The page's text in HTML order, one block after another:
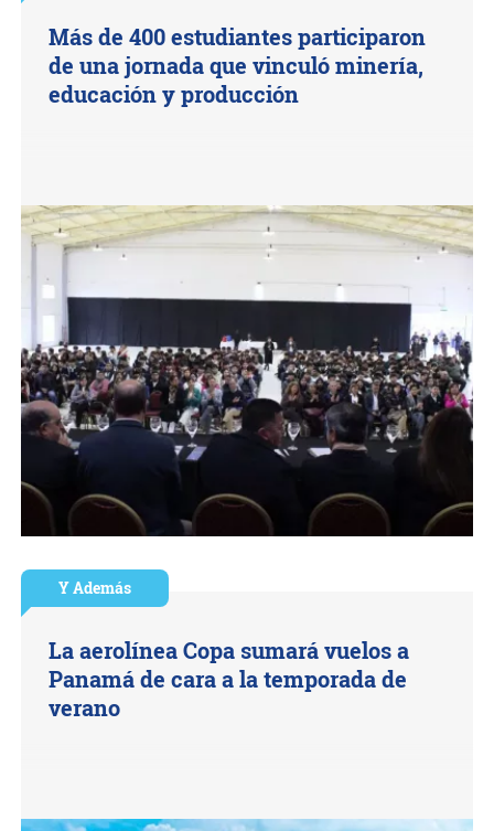
Más de 400 estudiantes participaron
de una jornada que vinculó minería,
educación y producción
Y Además
La aerolínea Copa sumará vuelos a
Panamá de cara a la temporada de
verano